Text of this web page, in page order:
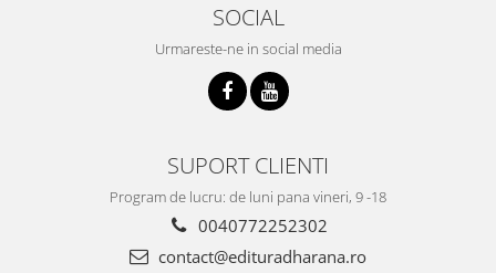
SOCIAL
Urmareste-ne in social media
SUPORT CLIENTI
Program de lucru: de luni pana vineri, 9 -18
0040772252302
contact@edituradharana.ro